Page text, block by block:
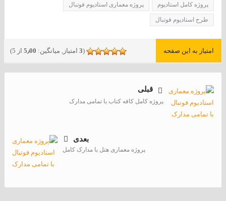
پروژه کامل استادیوم پروژه معماری استادیوم فوتبال
طرح استادیوم فوتبال
امتیاز به این صفحه (
3 امتیاز, میانگین: 5٫00 از 5)
قبلی
پروژه کامل کافه کتاب با تمامی مدارک
بعدی
پروژه معماری هتل با مدارک کامل